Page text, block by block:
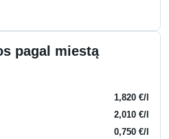
pagal miestą
1,820 €/l
2,010 €/l
0,750 €/l